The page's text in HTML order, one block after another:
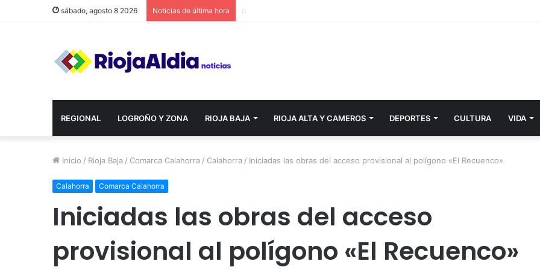
sábado, agosto 8 2026 Noticias de última hora
REGIONAL LOGROÑO Y ZONA RIOJA BAJA RIOJA ALTA Y CAMEROS DEPORTES CULTURA VIDA
Inicio / Rioja Baja / Comarca Calahorra / Calahorra / Iniciadas las obras del acceso provisional al polígono «El Recuenco»
Calahorra Comarca Calahorra
Iniciadas las obras del acceso
provisional al polígono «El Recuenco»